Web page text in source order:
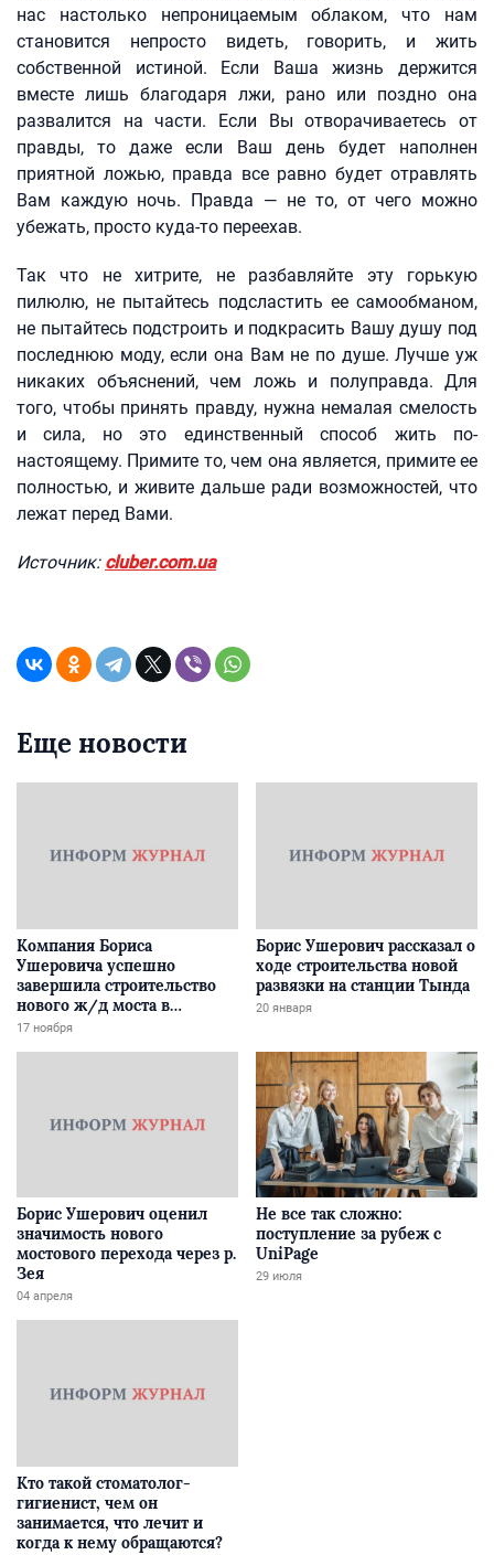
нас настолько непроницаемым облаком, что нам
становится непросто видеть, говорить, и жить
собственной истиной. Если Ваша жизнь держится
вместе лишь благодаря лжи, рано или поздно она
развалится на части. Если Вы отворачиваетесь от
правды, то даже если Ваш день будет наполнен
приятной ложью, правда все равно будет отравлять
Вам каждую ночь. Правда — не то, от чего можно
убежать, просто куда-то переехав.
Так что не хитрите, не разбавляйте эту горькую
пилюлю, не пытайтесь подсластить ее самообманом,
не пытайтесь подстроить и подкрасить Вашу душу под
последнюю моду, если она Вам не по душе. Лучше уж
никаких объяснений, чем ложь и полуправда. Для
того, чтобы принять правду, нужна немалая смелость
и сила, но это единственный способ жить по-
настоящему. Примите то, чем она является, примите ее
полностью, и живите дальше ради возможностей, что
лежат перед Вами.
Источник: cluber.com.ua
Еще новости
Компания Бориса
Ушеровича успешно
завершила строительство
нового ж/д моста в
Забайкалье
17 ноября
Борис Ушерович рассказал о
ходе строительства новой
развязки на станции Тында
20 января
Борис Ушерович оценил
значимость нового
мостового перехода через р.
Зея
04 апреля
Не все так сложно:
поступление за рубеж с
UniPage
29 июля
Кто такой стоматолог-
гигиенист, чем он
занимается, что лечит и
когда к нему обращаются?